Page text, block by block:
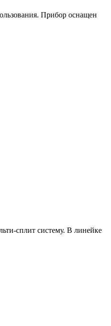
Прибор оснащен
сплит систему. В линейке